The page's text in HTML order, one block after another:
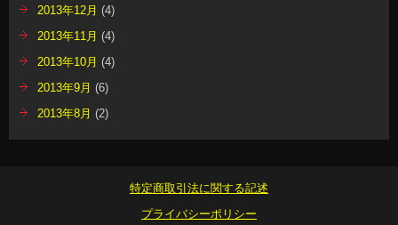
2013年12月 (4)
2013年11月 (4)
2013年10月 (4)
2013年9月 (6)
2013年8月 (2)
特定商取引法に関する記述
プライバシーポリシー